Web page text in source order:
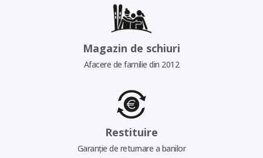
Magazin de schiuri
Afacere de familie din 2012
Restituire
Garanție de returnare a banilor